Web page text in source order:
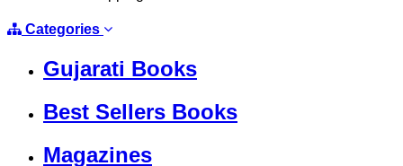
Categories
Gujarati Books
Best Sellers Books
Magazines